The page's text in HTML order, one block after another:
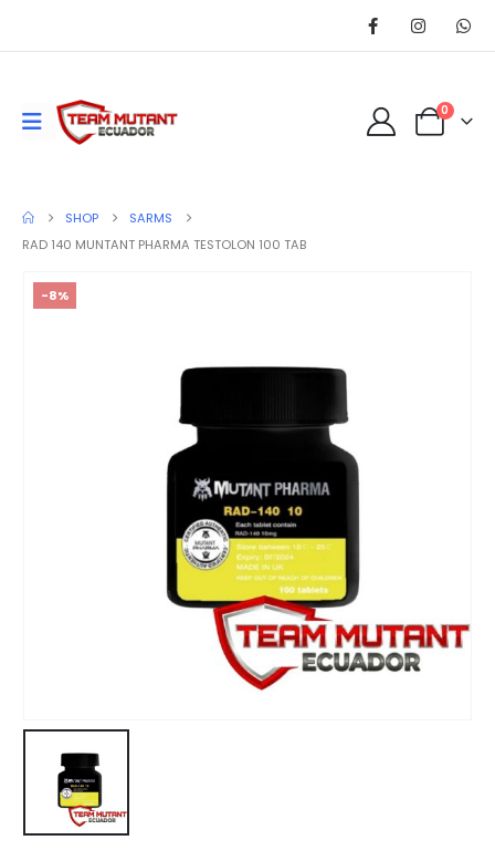
0
SHOP
SARMS
RAD 140 MUNTANT PHARMA TESTOLON 100 TAB
-8%